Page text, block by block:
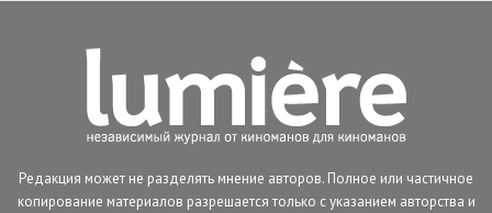
Редакция может не разделять мнение авторов. Полное или частичное
копирование материалов разрешается только с указанием авторства и